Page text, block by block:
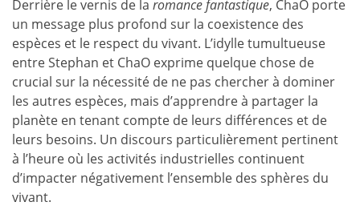
Derrière le vernis de la romance fantastique, ChaO porte
un message plus profond sur la coexistence des
espèces et le respect du vivant. L’idylle tumultueuse
entre Stephan et ChaO exprime quelque chose de
crucial sur la nécessité de ne pas chercher à dominer
les autres espèces, mais d’apprendre à partager la
planète en tenant compte de leurs différences et de
leurs besoins. Un discours particulièrement pertinent
à l’heure où les activités industrielles continuent
d’impacter négativement l’ensemble des sphères du
vivant.